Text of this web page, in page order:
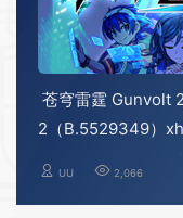
苍穹雷霆 Gunvolt
2（B.5529349）
UU 2,066